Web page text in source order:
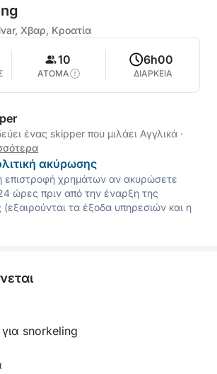
Χβαρ, Κροατία
10
ΑΤΟΜΑ
6h00
ΔΙΑΡΚΕΙΑ
ένας skipper που μιλάει Αγγλικά ·
ακύρωσης
επιστροφή χρημάτων αν ακυρώσετε
ώρες πριν από την έναρξη της
τα έξοδα υπηρεσιών και η
snorkeling